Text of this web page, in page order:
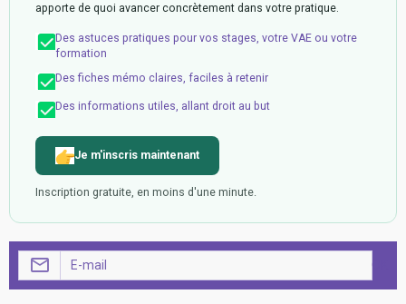
apporte de quoi avancer concrètement dans votre pratique.
Des astuces pratiques pour vos stages, votre VAE ou votre
formation
Des fiches mémo claires, faciles à retenir
Des informations utiles, allant droit au but
Je m'inscris maintenant
Inscription gratuite, en moins d'une minute.
OK